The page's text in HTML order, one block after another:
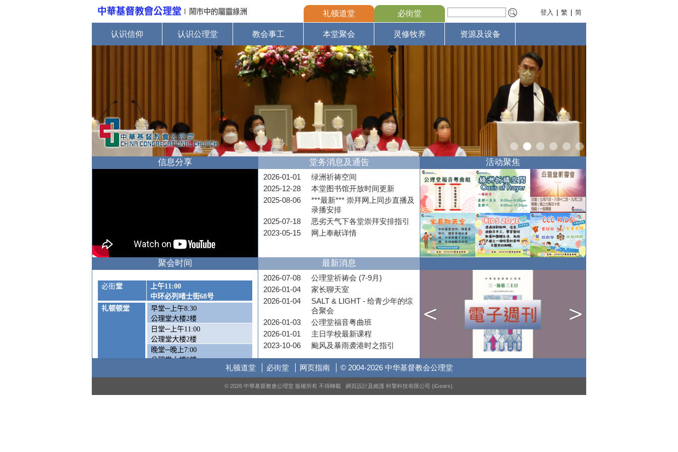
礼顿道堂 必街堂 登入 繁 简
认识信仰 认识公理堂 教会事工 本堂聚会 灵修牧养 资源及设备
信息分享 堂务消息及通告
2026-01-01
绿洲祈祷空间
2025-12-28
本堂图书馆开放时间更新
2025-08-06
***最新*** 崇拜网上同步直播及
录播安排
2025-07-18
恶劣天气下各堂崇拜安排指引
2023-05-15
网上奉献详情
活动聚焦
聚会时间
必街堂 上午11:00
中环必列啫士街68号
礼顿顿堂
早堂─上午8:30
公理堂大楼2楼
日堂─上午11:00
公理堂大楼2楼
晚堂─晚上7:00
公理堂大楼5楼
周六崇拜—下午5:00
最新消息
2026-07-08
公理堂祈祷会 (7-9月)
2026-01-04
家长聊天室
2026-01-04
SALT & LIGHT - 给青少年的综
合聚会
2026-01-03
公理堂福音粤曲班
2026-01-01
主日学校最新课程
2023-10-06
颱风及暴雨袭港时之指引
礼顿道堂 必街堂 网页指南 © 2004-2026 中华基督教会公理堂
© 2026 中華基督教會公理堂 版權所有 不得轉載 網頁設計及維護 科擎科技有限公司 (iGears)